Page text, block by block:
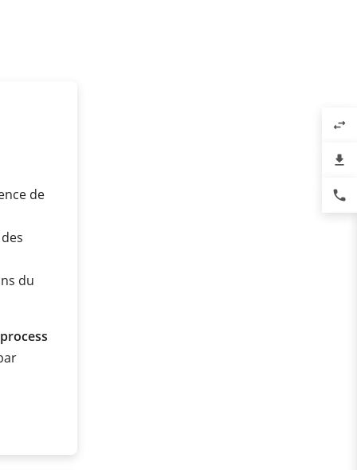
de
du
swap_horiz
file_download
phone